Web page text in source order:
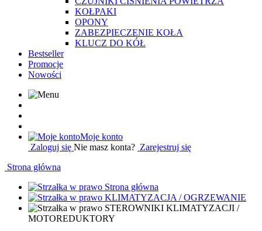
KOŁPAKI
OPONY
ZABEZPIECZENIE KOŁA
KLUCZ DO KÓŁ
Bestseller
Promocje
Nowości
Moje konto
Zaloguj się Nie masz konta? Zarejestruj się
Strona główna
Strona główna
KLIMATYZACJA / OGRZEWANIE
STEROWNIKI KLIMATYZACJI /
MOTOREDUKTORY